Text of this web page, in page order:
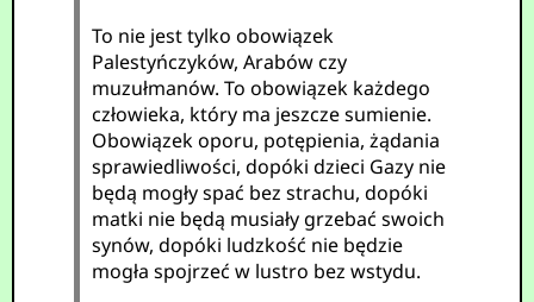
To nie jest tylko obowiązek
Palestyńczyków, Arabów czy
muzułmanów. To obowiązek każdego
człowieka, który ma jeszcze sumienie.
Obowiązek oporu, potępienia, żądania
sprawiedliwości, dopóki dzieci Gazy nie
będą mogły spać bez strachu, dopóki
matki nie będą musiały grzebać swoich
synów, dopóki ludzkość nie będzie
mogła spojrzeć w lustro bez wstydu.